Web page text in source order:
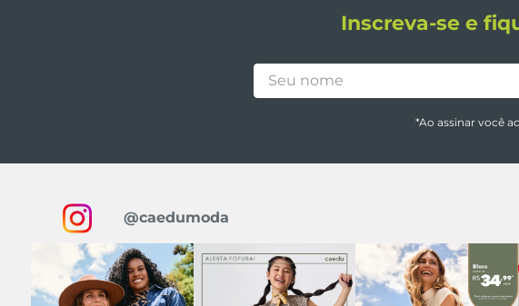
Inscreva-se e
*Ao assinar você
@caedumoda